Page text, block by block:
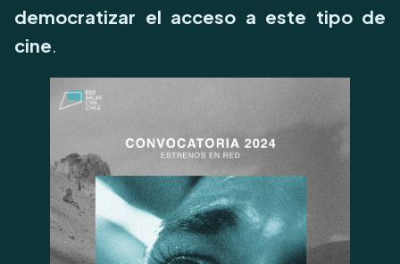
democratizar el acceso a este tipo de
cine.